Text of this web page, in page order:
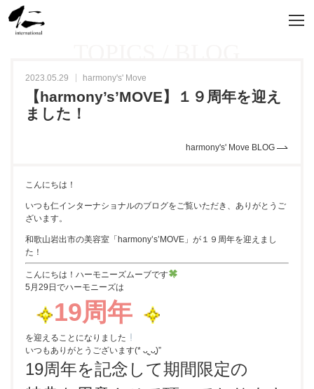
2023.05.29 harmony's' Move
【harmony’s’MOVE】１９周年を迎え
ました！
harmony's' Move BLOG
こんにちは！
いつも仁インターナショナルのブログをご覧いただき、ありがとうご
ざいます。
和歌山岩出市の美容室「harmony’s’MOVE」が１９周年を迎えまし
た！
こんにちは！ハーモニーズムーブです
5月29日でハーモニーズは
19周年
を迎えることになりました
いつもありがとうございます(* ᴗ͈ˬᴗ͈)”
19周年を記念して期間限定の